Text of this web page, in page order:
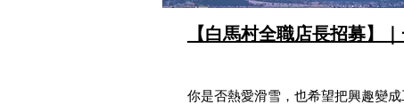
【白馬村全職店長招募】
你是否熱愛滑雪，也希望把興趣變成